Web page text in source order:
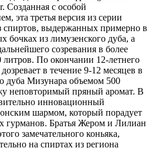
Созданная с особой
эта третья версия из серии
спиртов, выдержанных примерно в
бочках из лимузенского дуба, а
созревания в более
По окончании 12-летнего
в течение 9-12 месяцев в
дуба Мизунара объемом 500
неповторимый пряный аромат. В
инновационный
шармом, который порадует
гурманов. Братья Жером и Лилиан
замечательного коньяка,
на спиртах из региона